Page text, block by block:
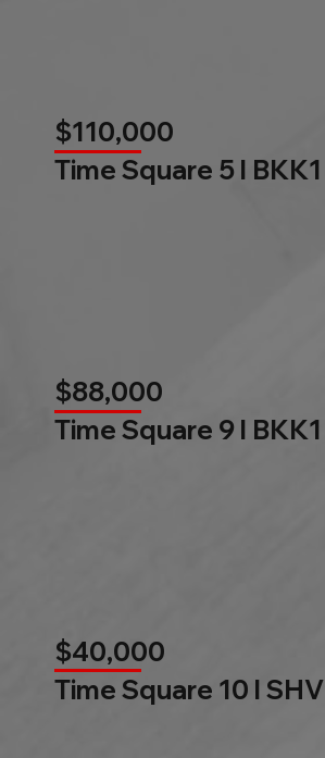
$110,000
Time Square 5 l BKK1
$88,000
Time Square 9 l BKK1
$40,000
Time Square 10 l SHV